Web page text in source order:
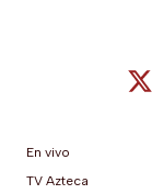
En vivo
TV Azteca